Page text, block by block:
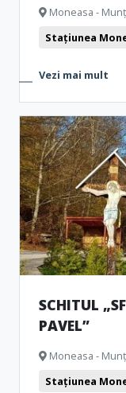
Moneasa -
Stațiunea
Vezi mai mult
SCHITUL
PAVEL”
Moneasa -
Stațiunea